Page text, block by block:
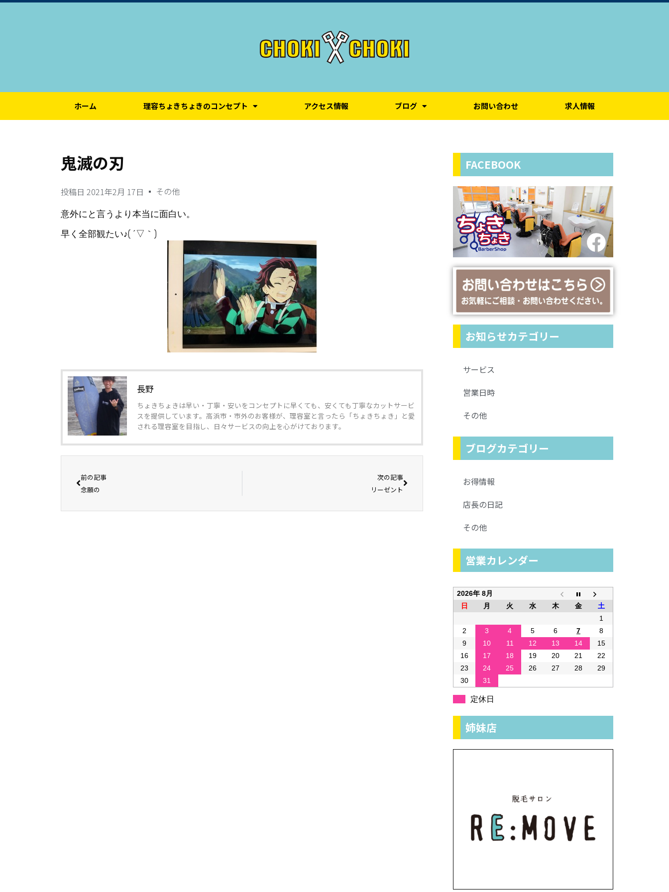
ホーム 理容ちょきちょきのコンセプト アクセス情報 ブログ お問い合わせ 求人情報
鬼滅の刃
投稿日 2021年2月 17日 その他
意外にと言うより本当に面白い。
早く全部観たい♪( ´▽｀)
長野
ちょきちょきは早い・丁寧・安いをコンセプトに早くても、安くても丁寧なカットサービ
スを提供しています。高浜市・市外のお客様が、理容室と言ったら「ちょきちょき」と愛
される理容室を目指し、日々サービスの向上を心がけております。
前の記事
念願の
次の記事
リーゼント
FACEBOOK
お知らせカテゴリー
サービス
営業日時
その他
ブログカテゴリー
お得情報
店長の日記
その他
営業カレンダー
2026年 8月
日
月 火 水 木 金
土
1
2
3 4 5 6 7
8
9
10 11 12 13 14
15
16
17 18 19 20 21
22
23
24 25 26 27 28
29
30
31
定休日
姉妹店